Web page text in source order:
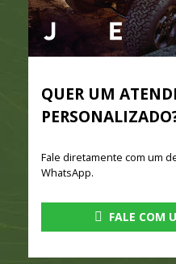
QUER UM
Fale diretamente com um
WhatsApp.
FALE COM